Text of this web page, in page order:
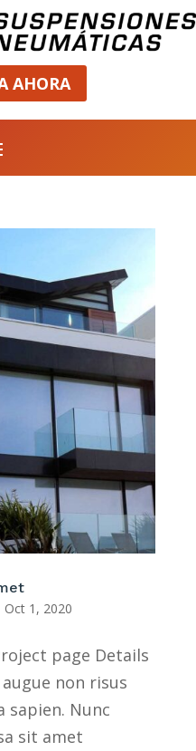
AHORA
Oct 1, 2020
page Details
non risus
Nunc
sit amet